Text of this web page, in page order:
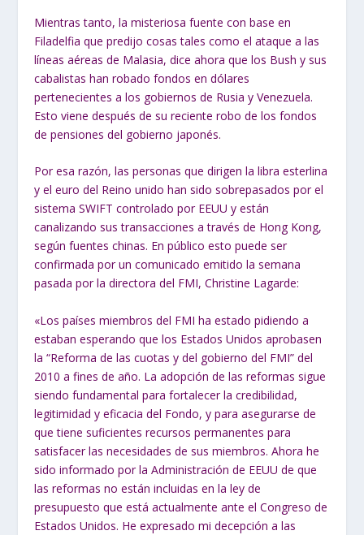
Mientras tanto, la misteriosa fuente con base en
Filadelfia que predijo cosas tales como el ataque a las
líneas aéreas de Malasia, dice ahora que los Bush y sus
cabalistas han robado fondos en dólares
pertenecientes a los gobiernos de Rusia y Venezuela.
Esto viene después de su reciente robo de los fondos
de pensiones del gobierno japonés.
Por esa razón, las personas que dirigen la libra esterlina
y el euro del Reino unido han sido sobrepasados por el
sistema SWIFT controlado por EEUU y están
canalizando sus transacciones a través de Hong Kong,
según fuentes chinas. En público esto puede ser
confirmada por un comunicado emitido la semana
pasada por la directora del FMI, Christine Lagarde:
«Los países miembros del FMI ha estado pidiendo a
estaban esperando que los Estados Unidos aprobasen
la “Reforma de las cuotas y del gobierno del FMI” del
2010 a fines de año. La adopción de las reformas sigue
siendo fundamental para fortalecer la credibilidad,
legitimidad y eficacia del Fondo, y para asegurarse de
que tiene suficientes recursos permanentes para
satisfacer las necesidades de sus miembros. Ahora he
sido informado por la Administración de EEUU de que
las reformas no están incluidas en la ley de
presupuesto que está actualmente ante el Congreso de
Estados Unidos. He expresado mi decepción a las